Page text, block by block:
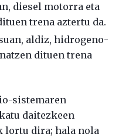
diesel motorra eta
trena aztertu da.
aldiz, hidrogeno-
dituen trena
sistemaren
daitezkeen
dira; hala nola